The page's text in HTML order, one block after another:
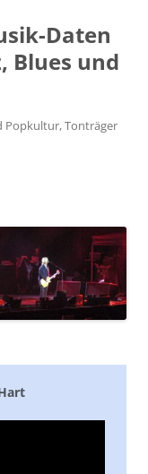
Daten
Blues und
Popkultur, Tonträger